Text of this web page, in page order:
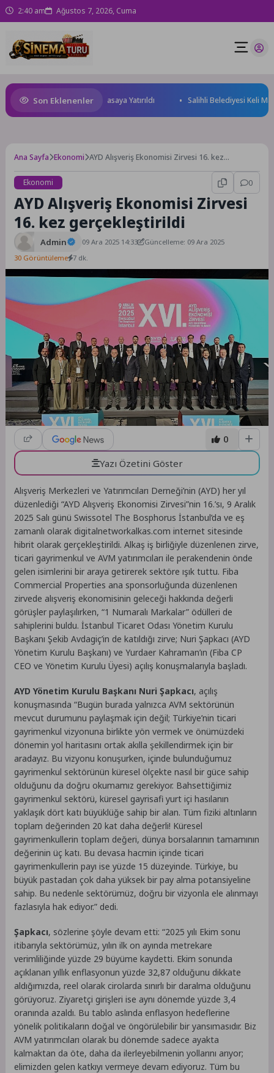
2:40 am Ağustos 7, 2026, Cuma
Son Eklenenler
Yatırım Potansiyeli Masaya Yatırıldı Salihli Belediyesi Keli
Ana Sayfa Ekonomi AYD Alışveriş Ekonomisi Zirvesi 16. kez
Ekonomi
0
AYD Alışveriş Ekonomisi Zirvesi
16. kez gerçekleştirildi
Admin 09 Ara 2025 14:33
Güncelleme: 09 Ara 2025
30 Görüntüleme 7 dk.
0
Yazı Özetini Göster
Alışveriş Merkezleri ve Yatırımcıları Derneği’nin (AYD) her yıl
düzenlediği “AYD Alışveriş Ekonomisi Zirvesi”nin 16.’sı, 9 Aralık
2025 Salı günü Swissotel The Bosphorus İstanbul’da ve eş
zamanlı olarak digitalnetworkalkas.com internet sitesinde
hibrit olarak gerçekleştirildi. Alkaş iş birliğiyle düzenlenen zirve,
ticari gayrimenkul ve AVM yatırımcıları ile perakendenin önde
gelen isimlerini bir araya getirerek sektöre ışık tuttu. Fiba
Commercial Properties ana sponsorluğunda düzenlenen
zirvede alışveriş ekonomisinin geleceği hakkında değerli
görüşler paylaşılırken, “1 Numaralı Markalar” ödülleri de
sahiplerini buldu. İstanbul Ticaret Odası Yönetim Kurulu
Başkanı Şekib Avdagiç’in de katıldığı zirve; Nuri Şapkacı (AYD
Yönetim Kurulu Başkanı) ve Yurdaer Kahraman’ın (Fiba CP
CEO ve Yönetim Kurulu Üyesi) açılış konuşmalarıyla başladı.
AYD Yönetim Kurulu Başkanı Nuri Şapkacı, açılış
konuşmasında “Bugün burada yalnızca AVM sektörünün
mevcut durumunu paylaşmak için değil; Türkiye’nin ticari
gayrimenkul vizyonuna birlikte yön vermek ve önümüzdeki
dönemin yol haritasını ortak akılla şekillendirmek için bir
aradayız. Bu vizyonu konuşurken, içinde bulunduğumuz
gayrimenkul sektörünün küresel ölçekte nasıl bir güce sahip
olduğunu da doğru okumamız gerekiyor. Bahsettiğimiz
gayrimenkul sektörü, küresel gayrisafi yurt içi hasılanın
yaklaşık dört katı büyüklüğe sahip bir alan. Tüm fiziki altınların
toplam değerinden 20 kat daha değerli! Küresel
gayrimenkullerin toplam değeri, dünya borsalarının tamamının
değerinin üç katı. Bu devasa hacmin içinde ticari
gayrimenkullerin payı ise yüzde 15 düzeyinde. Türkiye, bu
büyük pastadan çok daha yüksek bir pay alma potansiyeline
sahip. Bu nedenle sektörümüz, doğru bir vizyonla ele alınmayı
fazlasıyla hak ediyor.” dedi.
Şapkacı, sözlerine şöyle devam etti: “2025 yılı Ekim sonu
itibarıyla sektörümüz, yılın ilk on ayında metrekare
verimliliğinde yüzde 29 büyüme kaydetti. Ekim sonunda
açıklanan yıllık enflasyonun yüzde 32,87 olduğunu dikkate
aldığımızda, reel olarak cirolarda sınırlı bir daralma olduğunu
görüyoruz. Ziyaretçi girişleri ise aynı dönemde yüzde 3,4
oranında azaldı. Bu tablo aslında enflasyon hedeflerine
yönelik politikaların doğal ve öngörülebilir bir yansımasıdır. Biz
AVM yatırımcıları olarak bu dönemde sadece ayakta
kalmaktan da öte, daha da ilerleyebilmenin yollarını arıyor;
elimizden gelen katkıyı vermeye devam ediyoruz. Tüm bu